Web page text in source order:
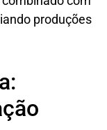
produções